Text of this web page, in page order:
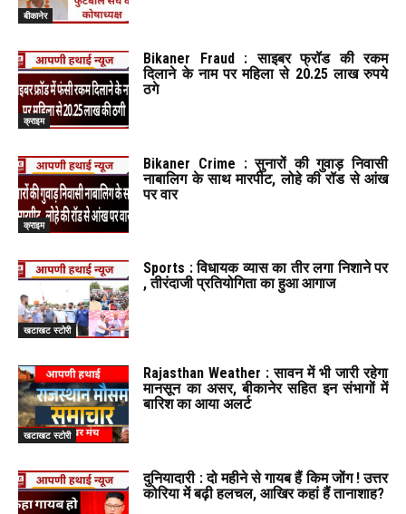
बीकानेर
क्राइम
Bikaner Fraud : साइबर फ्रॉड की रकम
दिलाने के नाम पर महिला से 20.25 लाख रुपये
ठगे
क्राइम
Bikaner Crime : सुनारों की गुवाड़ निवासी
नाबालिग के साथ मारपीट, लोहे की रॉड से आंख
पर वार
खटाखट स्टोरी
Sports : विधायक व्यास का तीर लगा निशाने पर
, तीरंदाजी प्रतियोगिता का हुआ आगाज
खटाखट स्टोरी
Rajasthan Weather : सावन में भी जारी रहेगा
मानसून का असर, बीकानेर सहित इन संभागों में
बारिश का आया अलर्ट
दुनियादारी : दो महीने से गायब हैं किम जोंग ! उत्तर
कोरिया में बढ़ी हलचल, आखिर कहां हैं तानाशाह?